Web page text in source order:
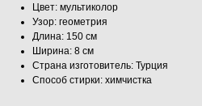
Цвет: мультиколор
Узор: геометрия
Длина: 150 см
Ширина: 8 см
Страна изготовитель: Турция
Способ стирки: химчистка